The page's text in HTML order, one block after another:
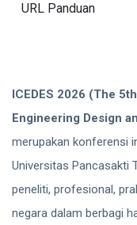
URL Panduan
ICEDES 2026 (The
Engineering Design
merupakan konferensi
Universitas Pancasakti
peneliti, profesional,
negara dalam berbagi